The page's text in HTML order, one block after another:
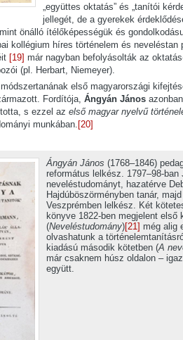
„együttes oktatás” és „tanítói
jellegét, de a gyerekek
önálló ítélőképességük és
kollégium híres történelem és
[19] már nagyban befolyásolták az
(pl. Herbart, Niemeyer).
első magyarországi
Fordítója, Ángyán János
s ezzel az első magyar nyelvű
munkában. [20]
Ángyán János (1768–1846)
református lelkész. 1797–98-
neveléstudományt, hazatérve
Hajdúböszörményben tanár,
Veszprémben lelkész. Két
könyve 1822-ben megjelent első
(Neveléstudomány)[21] még alig
olvashatunk a
kiadású második kötetben (A
már csaknem húsz oldalon –
együtt.